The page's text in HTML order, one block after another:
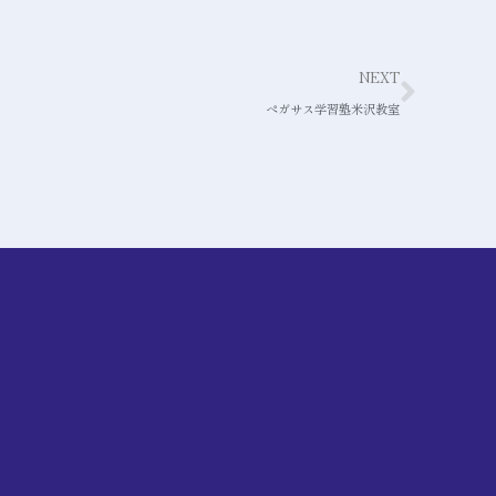
NEXT
ペガサス学習塾米沢教室